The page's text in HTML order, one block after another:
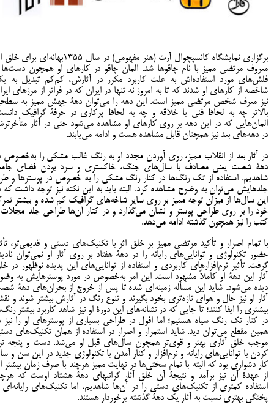
برگزاری نمايشگاه کانسپچوال آرت (هنر مفهومی) در سال 1355بهانه‌ای
معروف مرتضی مميز با نام چاقوها شد. المان چاقو در کارهای او همچون
فلش‌های مورد استفاده‌اش به علت کاربرد مکرر در آثارش، کم‌کم تبديل به
شاخصه از کارهاي او شدند که تا به امروز نه تنها در ايران که در فراتر از مرزهای
نيز معرف شخص مرتضی مميز است. این دهه را می‌توان دهۀ جهش مميز به
بالاتر چه به لحاظ فنی یا خلاقه و چه به لحاظ پرکاری در حرفۀ گرافيک
المان‌هایی که در اين دهه بر روی کارهای او مشاهده می‌شود حتی در آثار
در دهه‌های بعد نیز همچنان قابل مشاهده هست و ادامه می‌یابند.
در آثار بعد از انقلاب مميز، روی آوردن مجدد او به رنگ غالب مشکی را به‌خصوص
دهۀ شصت يعنی مصادف با سال‌های جنگ، خاکستری و سرد بودن فضای
شاهديم. استفاده از تک رنگ‌ها در کنار رنگ مشکی را به خصوص در پوسترها و
جلدهايش می‌توان به وضوح مشاهده کرد. البته بايد به اين نکته نيز توجه داشت که
اين سال‌ها از ميزان توجه مميز بر روی ساير شاخه‌های گرافيک کم شده و بيشتر
خود را بر روی طراحی پوستر و نشان می‌گذارد و در کنار آن‌ها طراحی جلد
کتب را نيز همچون گذشته ادامه می‌دهد.
با تمام اصرار و تأکيد مرتضی مميز بر خلق اثر با تکنيک‌های دستی و قدیمی‌تر،
حضور تکنولوژی و توانایی‌های رایانه را در دهۀ هفتاد بر روی آثار او نمی‌توان
گرفت. تأثير نرم‌افزارهای کاربردی و استفاده از توانايی‌های این پدیده نوظهور در
آثار اين دهۀ او کاملاً مشهود است. اين امر به‌خصوص در مورد پوسترهايش به
ديده می‌شود. شايد اين مسأله زمينه‌ای شده تا پس از خروج از بحران‌های دهۀ
آثار او نيز حال و هوای تازه‌تری بخود بگيرند و تنوع رنگ در آثارش بيشتر شوند و
بيشتری را ايفا کنند؛ تا جايي که در نشانه‌های اين دورۀ او نيز شاهد کاربرد بيشتر
در کنار تک رنگ سياه هستيم؛ اما افول در طراحی بسياری از پوسترهای او را نيز
همین مقطع می‌توان ديد. شايد استمرار و اصرار در استفاده از همان تکنيک‌های
موجب خلق آثاری بهتر و قوی‌تر همچون سال‌های قبل او می‌شد. دست و پنجه
کردن با توانایی‌های رایانه و نرم‌افزار و کنار آمدن با تکنولوژی جديد در اين سن و
کار دشواری بود که البته با تمام سختی‌ها در نهايت مميز هرچند با صرف زمان بیشتر
از عهدۀ آن نیز برآمد و نتيجۀ آن خلق آثار گرانبهای دهۀ هشتاد اوست که
استفاده کمتری از تکنيک‌های دستی را در آن‌ها شاهدیم، اما تکنيک‌های رایانه‌ای
پختگی بهتری نسبت به آثار یک دهۀ گذشته برخوردار هستند.